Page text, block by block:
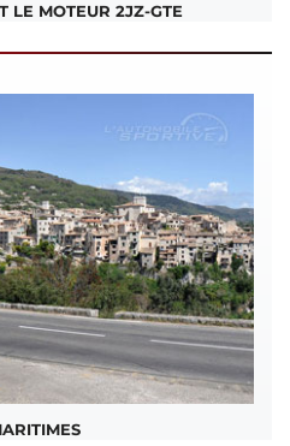
LE MOTEUR 2JZ-GTE